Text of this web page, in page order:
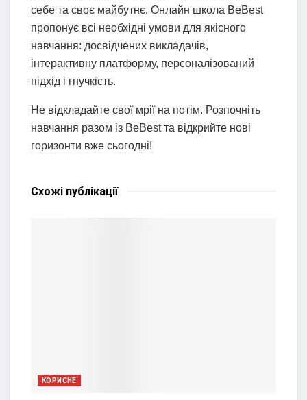
себе та своє майбутнє. Онлайн школа BeBest
пропонує всі необхідні умови для якісного
навчання: досвідчених викладачів,
інтерактивну платформу, персоналізований
підхід і гнучкість.
Не відкладайте свої мрії на потім. Розпочніть
навчання разом із BeBest та відкрийте нові
горизонти вже сьогодні!
Схожі публікації
КОРИСНЕ